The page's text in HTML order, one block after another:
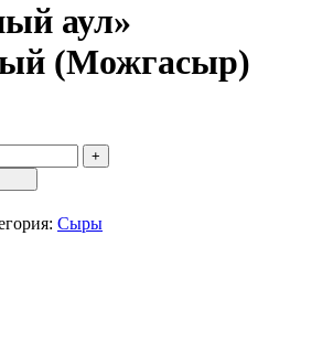
аул»
(Можгасыр)
Сыры